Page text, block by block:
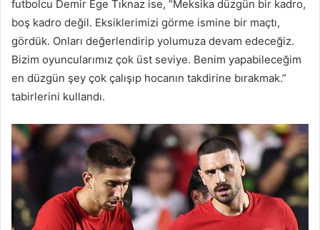
futbolcu Demir Ege Tıknaz ise, “Meksika düzgün bir kadro,
boş kadro değil. Eksiklerimizi görme ismine bir maçtı,
gördük. Onları değerlendirip yolumuza devam edeceğiz.
Bizim oyuncularımız çok üst seviye. Benim yapabileceğim
en düzgün şey çok çalışıp hocanın takdirine bırakmak.”
tabirlerini kullandı.